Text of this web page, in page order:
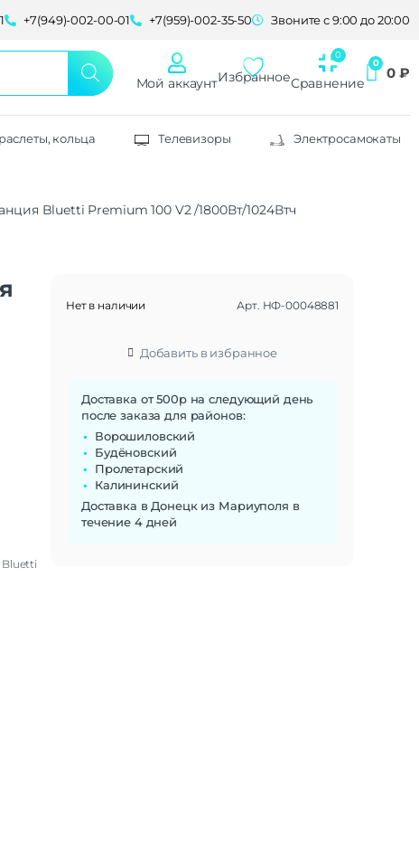
+7(949)-002-00-01 +7(959)-002-35-50 Звоните с 9:00 до 20:00
Мой аккаунтИзбранноеСравнение
0 ₽
кольца Телевизоры Электросамокаты
Bluetti Premium 100 V2 /1800Вт/1024Втч
Bluetti
Нет в наличии Арт. НФ-00048881
Добавить в избранное
Доставка от 500р на следующий день
после заказа для районов:
Ворошиловский
Будёновский
Пролетарский
Калининский
Доставка в Донецк из Мариуполя в
течение 4 дней